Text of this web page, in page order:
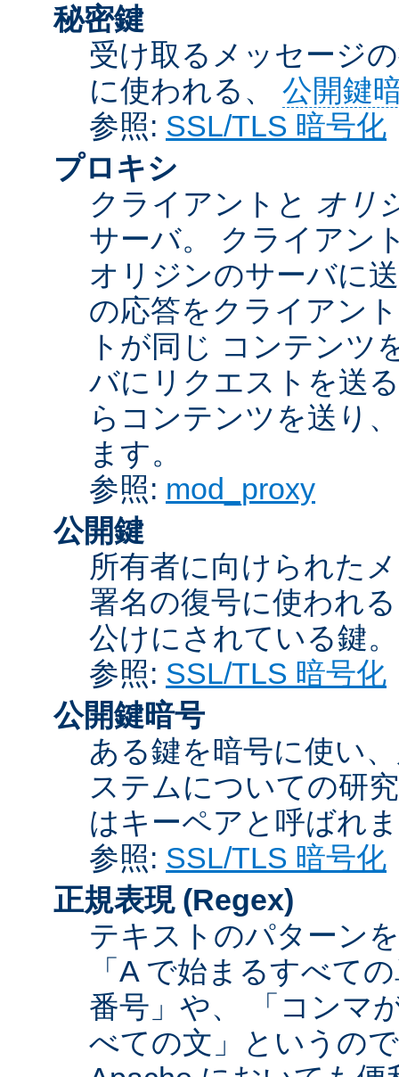
秘密鍵
受け取るメッセージ
に使われる、 公開鍵
参照: SSL/TLS 暗号化
プロキシ
クライアントと オリ
サーバ。 クライアン
オリジンのサーバに
の応答をクライアン
トが同じ コンテンツ
バにリクエストを送
らコンテンツを送り
ます。
参照: mod_proxy
公開鍵
所有者に向けられた
署名の復号に使われ
公けにされている鍵。
参照: SSL/TLS 暗号化
公開鍵暗号
ある鍵を暗号に使い
ステムについての研
はキーペアと呼ばれ
参照: SSL/TLS 暗号化
正規表現 (Regex)
テキストのパターン
「A で始まるすべて
番号」や、 「コンマ
べての文」というの